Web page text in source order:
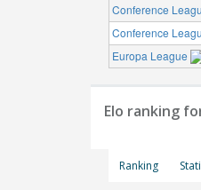
Conference
Conference
Europa League
Elo ranking
Ranking